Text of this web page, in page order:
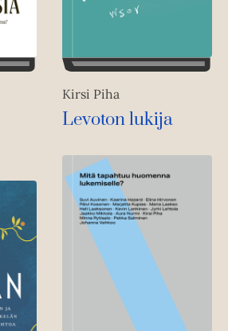
Kirsi Piha
Levoton lukija